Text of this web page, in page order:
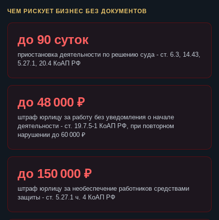
ЧЕМ РИСКУЕТ БИЗНЕС БЕЗ ДОКУМЕНТОВ
до 90 суток
приостановка деятельности по решению суда - ст. 6.3, 14.43,
5.27.1, 20.4 КоАП РФ
до 48 000 ₽
штраф юрлицу за работу без уведомления о начале
деятельности - ст. 19.7.5-1 КоАП РФ, при повторном
нарушении до 60 000 ₽
до 150 000 ₽
штраф юрлицу за необеспечение работников средствами
защиты - ст. 5.27.1 ч. 4 КоАП РФ